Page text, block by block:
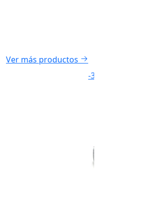
Ver más productos
-37%